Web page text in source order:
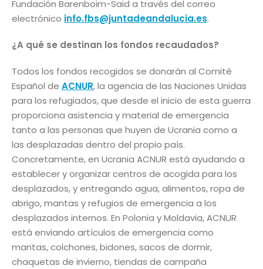
Fundación Barenboim-Said a través del correo
electrónico info.fbs@juntadeandalucia.es.
¿A qué se destinan los fondos recaudados?
Todos los fondos recogidos se donarán al Comité
Español de ACNUR, la agencia de las Naciones Unidas
para los refugiados, que desde el inicio de esta guerra
proporciona asistencia y material de emergencia
tanto a las personas que huyen de Ucrania como a
las desplazadas dentro del propio país.
Concretamente, en Ucrania ACNUR está ayudando a
establecer y organizar centros de acogida para los
desplazados, y entregando agua, alimentos, ropa de
abrigo, mantas y refugios de emergencia a los
desplazados internos. En Polonia y Moldavia, ACNUR
está enviando artículos de emergencia como
mantas, colchones, bidones, sacos de dormir,
chaquetas de invierno, tiendas de campaña